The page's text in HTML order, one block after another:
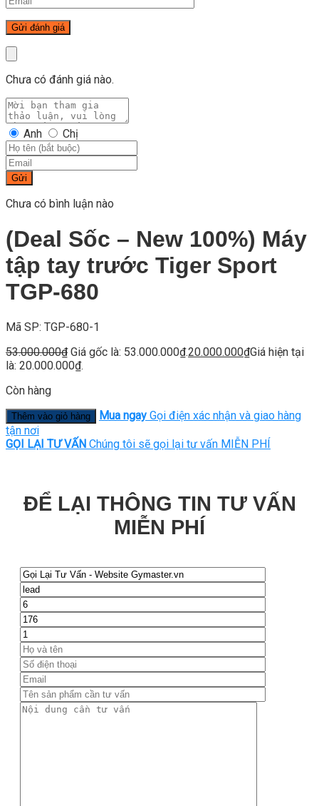
Chưa có đánh giá nào.
Anh Chị
Gửi
Chưa có bình luận nào
(Deal Sốc – New 100%) Máy
tập tay trước Tiger Sport
TGP-680
Mã SP: TGP-680-1
53.000.000₫ Giá gốc là: 53.000.000₫.20.000.000₫Giá hiện tại
là: 20.000.000₫.
Còn hàng
Thêm vào giỏ hàng Mua ngay Gọi điện xác nhận và giao hàng
tận nơi
GỌI LẠI TƯ VẤN Chúng tôi sẽ gọi lại tư vấn MIỄN PHÍ
ĐỂ LẠI THÔNG TIN TƯ VẤN
MIỄN PHÍ